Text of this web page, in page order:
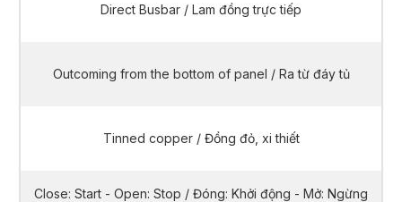
Direct Busbar / Lam đồng trực tiếp
Outcoming from the bottom of panel / Ra từ đáy tủ
Tinned copper / Đồng đỏ, xi thiết
Close: Start - Open: Stop / Đóng: Khởi động - Mở: Ngừng